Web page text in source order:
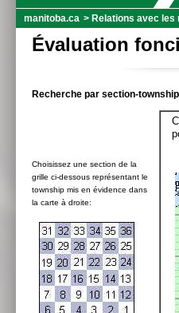
manitoba.ca > Relations avec les
Évaluation
Recherche par section-
Choisissez une section de la
grille ci-dessous représentant le
township mis en évidence dans
la carte à droite: